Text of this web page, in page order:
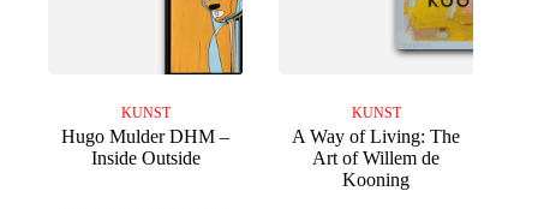
KUNST
Hugo Mulder DHM –
Inside Outside
KUNST
A Way of Living: The
Art of Willem de
Kooning